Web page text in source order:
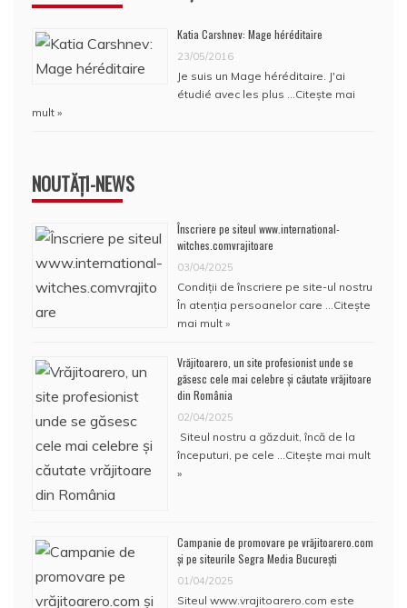
Katia Carshnev: Mage héréditaire
23/05/2016
Je suis un Mage héréditaire. J'ai
étudié avec les plus …Citește mai
mult »
NOUTĂȚI-NEWS
Înscriere pe siteul www.international-
witches.comvrajitoare
03/04/2025
Condiţii de înscriere pe site-ul nostru
În atenţia persoanelor care …Citește
mai mult »
Vrăjitoarero, un site profesionist unde se
găsesc cele mai celebre și căutate vrăjitoare
din România
02/04/2025
Siteul nostru a găzduit, încă de la
începuturi, pe cele …Citește mai mult
»
Campanie de promovare pe vrăjitoarero.com
și pe siteurile Segra Media București
01/04/2025
Siteul www.vrajitoarero.com este